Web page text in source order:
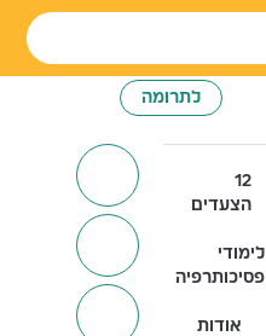
לתרומה
12
הצעדים
לימודי
פסיכותרפיה
אודות